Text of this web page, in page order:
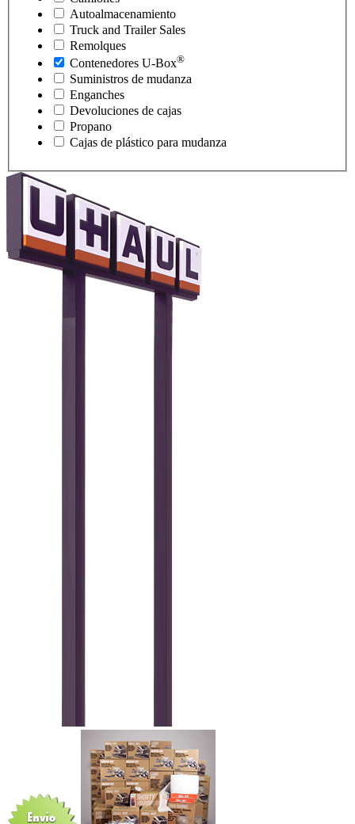
Autoalmacenamiento
Truck and Trailer Sales
Remolques
Contenedores U-Box®
Suministros de mudanza
Enganches
Devoluciones de cajas
Propano
Cajas de plástico para mudanza